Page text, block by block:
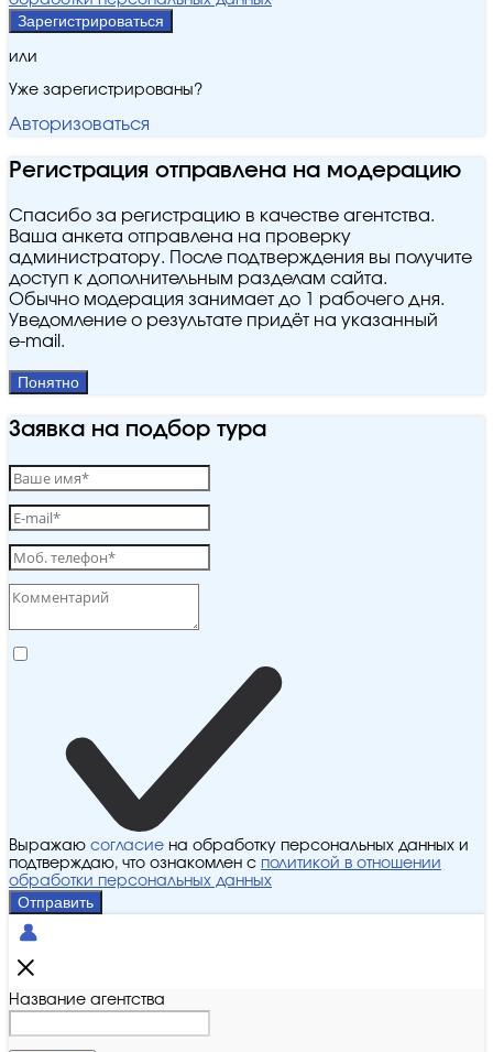
Зарегистрироваться
или
Уже зарегистрированы?
Авторизоваться
Регистрация отправлена на модерацию
Спасибо за регистрацию в качестве агентства.
Ваша анкета отправлена на проверку
администратору. После подтверждения вы получите
доступ к дополнительным разделам сайта.
Обычно модерация занимает до 1 рабочего дня.
Уведомление о результате придёт на указанный
e‑mail.
Понятно
Заявка на подбор тура
Выражаю согласие на обработку персональных данных и
подтверждаю, что ознакомлен с политикой в отношении
обработки персональных данных
Отправить
Название агентства